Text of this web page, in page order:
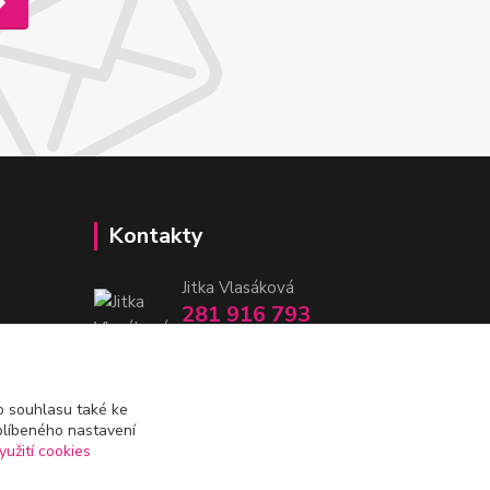
Kontakty
Jitka Vlasáková
281 916 793
souhlasu také ke
nastavení
cookies